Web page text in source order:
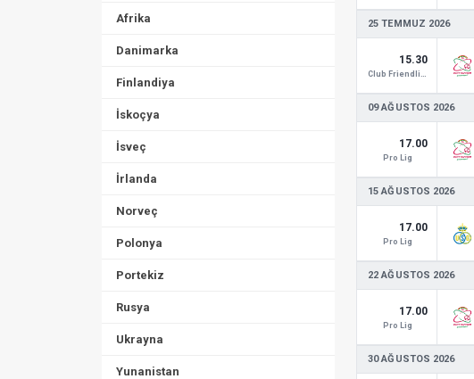
Afrika
Danimarka
Finlandiya
İskoçya
İsveç
İrlanda
Norveç
Polonya
Portekiz
Rusya
Ukrayna
Yunanistan
25 TEMMUZ 2026
15.30
09 AĞUSTOS 2026
17.00
Pro Lig
15 AĞUSTOS 2026
17.00
Pro Lig
22 AĞUSTOS 2026
17.00
Pro Lig
30 AĞUSTOS 2026